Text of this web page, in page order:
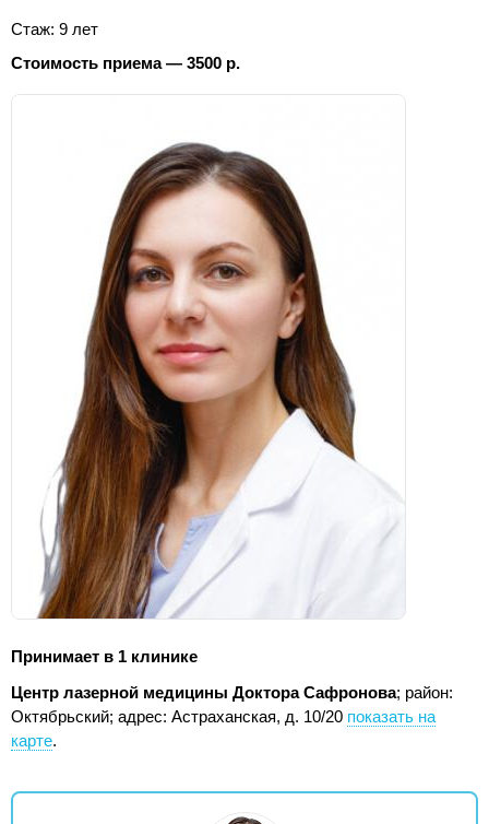
Стаж: 9 лет
Стоимость приема — 3500 р.
Принимает в 1 клинике
Центр лазерной медицины Доктора Сафронова; район:
Октябрьский; адрес: Астраханская, д. 10/20 показать на
карте.